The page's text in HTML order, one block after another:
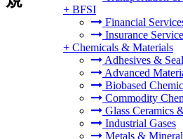
+ BFSI
Financial
Insurance
+ Chemicals & Materials
Adhesives &
Advanced
Biobased
Commodity
Glass Ceramics
Industrial Gases
Metals &